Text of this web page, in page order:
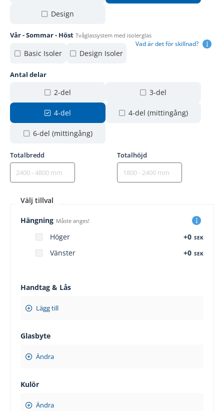
Design
Vår - Sommar - Höst Tvåglassystem med isolerglas
Vad är det för skillnad?
Basic Isoler Design Isoler
Antal delar
2-del 3-del
4-del 4-del (mittingång)
6-del (mittingång)
Totalbredd Totalhöjd
Välj tillval
Hängning Måste anges!
Höger +0 SEK
Vänster +0 SEK
Handtag & Lås
Lägg till
Glasbyte
Ändra
Kulör
Ändra